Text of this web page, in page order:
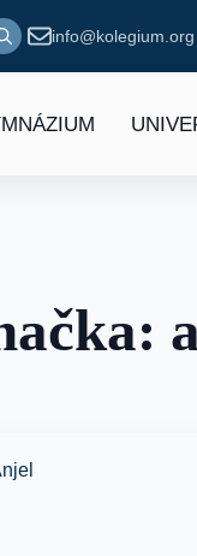
info@kolegium.org